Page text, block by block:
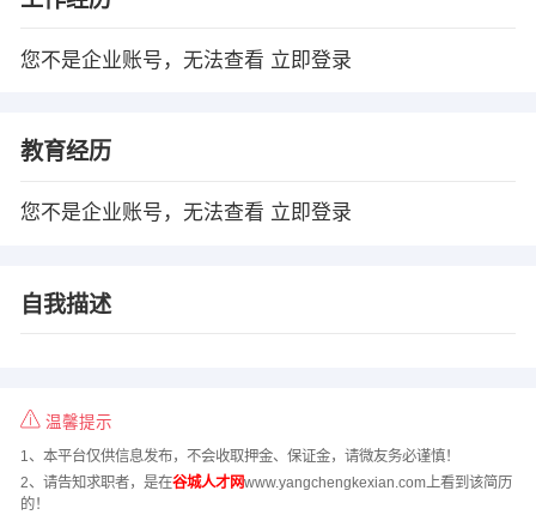
您不是企业账号，无法查看 立即登录
教育经历
您不是企业账号，无法查看 立即登录
自我描述
温馨提示
1、本平台仅供信息发布，不会收取押金、保证金，请微友务必谨慎！
2、请告知求职者，是在谷城人才网www.yangchengkexian.com上看到该简历
的！